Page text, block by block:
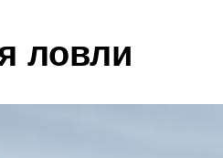
ловли